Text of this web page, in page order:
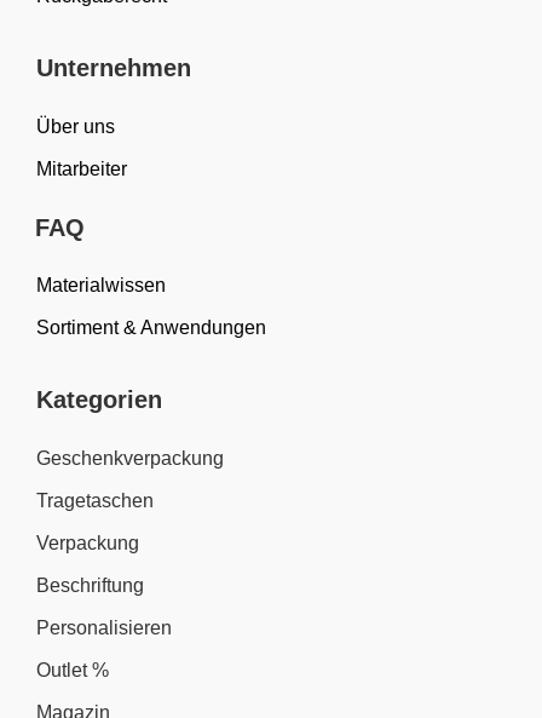
Unternehmen
Über uns
Mitarbeiter
FAQ
Materialwissen
Sortiment & Anwendungen
Kategorien
Geschenkverpackung
Tragetaschen
Verpackung
Beschriftung
Personalisieren
Outlet %
Magazin